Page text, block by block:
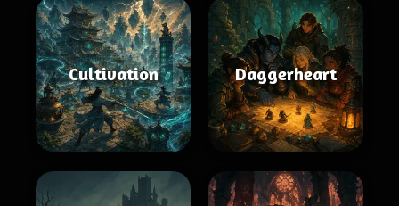
Cultivation Daggerheart